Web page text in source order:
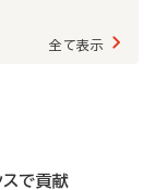
全て表示
スで貢献